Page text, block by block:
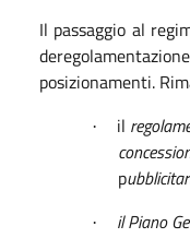
Il passaggio al
posizionamenti.
· il
p
· il Piano